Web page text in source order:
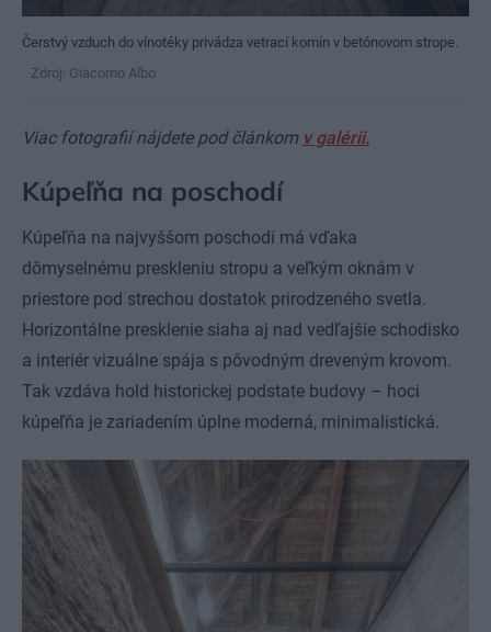
Čerstvý vzduch do vínotéky privádza vetrací komín v betónovom strope.
Zdroj: Giacomo Albo
Viac fotografií nájdete pod článkom v galérii.
Kúpeľňa na poschodí
Kúpeľňa na najvyššom poschodí má vďaka
dômyselnému preskleniu stropu a veľkým oknám v
priestore pod strechou dostatok prirodzeného svetla.
Horizontálne presklenie siaha aj nad vedľajšie schodisko
a interiér vizuálne spája s pôvodným dreveným krovom.
Tak vzdáva hold historickej podstate budovy – hoci
kúpeľňa je zariadením úplne moderná, minimalistická.